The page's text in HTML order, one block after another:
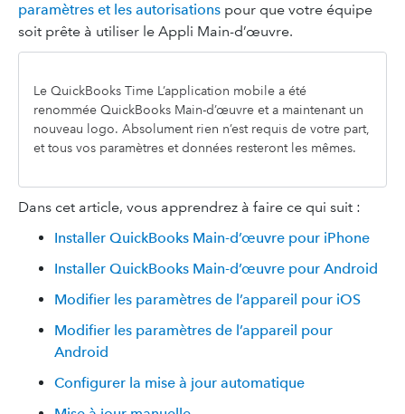
paramètres et les autorisations pour que votre équipe
soit prête à utiliser le Appli Main-d’œuvre.
Le QuickBooks Time L’application mobile a été
renommée QuickBooks Main-d’œuvre et a maintenant un
nouveau logo. Absolument rien n’est requis de votre part,
et tous vos paramètres et données resteront les mêmes.
Dans cet article, vous apprendrez à faire ce qui suit :
Installer QuickBooks Main-d’œuvre pour iPhone
Installer QuickBooks Main-d’œuvre pour Android
Modifier les paramètres de l’appareil pour iOS
Modifier les paramètres de l’appareil pour
Android
Configurer la mise à jour automatique